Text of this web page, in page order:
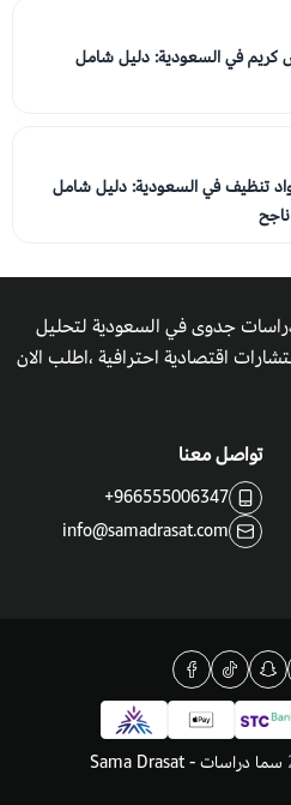
في السعودية: دليل شامل
تنظيف في السعودية: دليل شامل
جدوى في السعودية لتحليل
اقتصادية احترافية ،اطلب الان
تواصل معنا
+966555006347
info@samadrasat.com
سما دراسات - Sama Drasat